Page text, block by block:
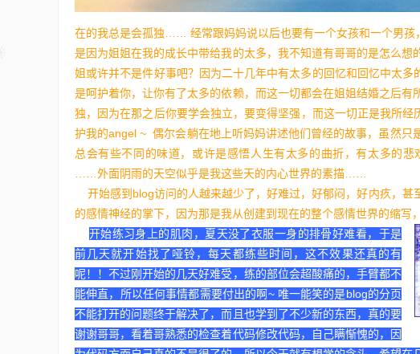
在的我总是会孤独…… 经常跟妈妈说以后也要有一个女孩和一个男孩
是因为姐姐在我的成长中带给我的太多，我不知道有哥哥的是怎么
姐或许并不是件好事吧？因为二十几年中有太多的回忆和回忆中太
是呵护着你，让你有了太多的依赖，而这一切都会在姐姐结婚之后
独，因为在那之后你要学会独立，要变得坚强，而这一切正是我所
护我的angel ~ 偶尔会躺在地上听妈妈讲述他们曾经的故事，虽然只
总会有些不同的味道，或许是感悟人生有太多的曲折，有太多的
……外面阴雨的天空似乎是我这些天的内心世界的素描……
开始感到blog访问的人越来越少了，好难过，好郁闷，好内疚，
的感情神经的掌下，因为那是我从创建到现在的整个感情世界的缩
开始练习身上的肌肉，夏天没了衣服一身的排骨好难看，于是
前几天就开始找了哑铃，每天都练些时间，这不效果还真的有
呢！！不过刚开始的几天好难受，练的部位会超酸痛的，手臂都不
能伸直，所以任何事情都需要付出的啊~ 唯一能笑的是blog的分页
不能打开的问题终于解决了，而且也学到了不少新的东西，真的要
谢谢哥哥，看着哥熟悉的检查着代码修改代码，自己瞒惭愧的，因